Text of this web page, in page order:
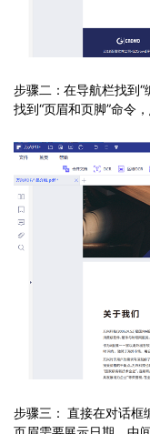
步骤二：在导航栏找到“
找到“页眉和页脚”命令
步骤三： 直接在对话框